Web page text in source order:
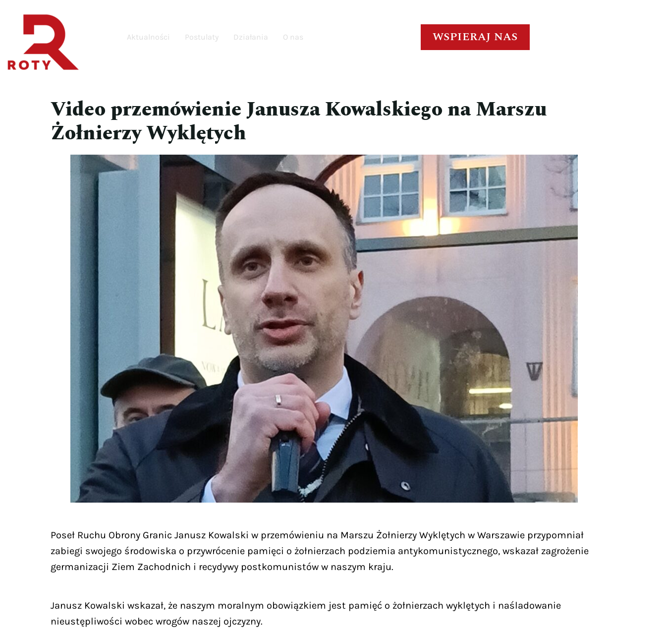
Aktualności Postulaty Działania O nas WSPIERAJ NAS
Video przemówienie Janusza Kowalskiego na Marszu
Żołnierzy Wyklętych
Poseł Ruchu Obrony Granic Janusz Kowalski w przemówieniu na Marszu Żołnierzy Wyklętych w Warszawie przypomniał
zabiegi swojego środowiska o przywrócenie pamięci o żołnierzach podziemia antykomunistycznego, wskazał zagrożenie
germanizacji Ziem Zachodnich i recydywy postkomunistów w naszym kraju.
Janusz Kowalski wskazał, że naszym moralnym obowiązkiem jest pamięć o żołnierzach wyklętych i naśladowanie
nieustępliwości wobec wrogów naszej ojczyzny.